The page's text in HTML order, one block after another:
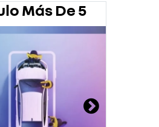
Más De 5